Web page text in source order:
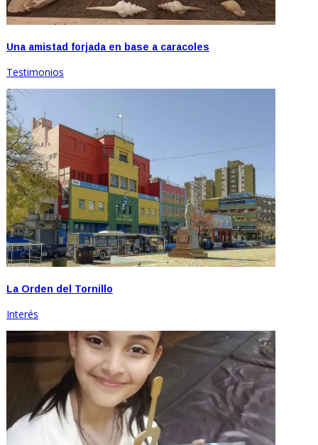
Una amistad forjada en base a caracoles
Testimonios
La Orden del Tornillo
Interés